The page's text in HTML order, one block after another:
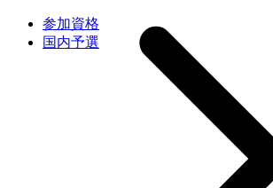
参加資格
国内予選